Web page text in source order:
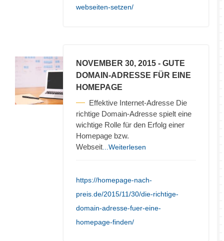
webseiten-setzen/
NOVEMBER 30, 2015 - GUTE
DOMAIN-ADRESSE FÜR EINE
HOMEPAGE
Effektive Internet-Adresse Die
richtige Domain-Adresse spielt eine
wichtige Rolle für den Erfolg einer
Homepage bzw.
Webseit ...Weiterlesen
https://homepage-nach-
preis.de/2015/11/30/die-richtige-
domain-adresse-fuer-eine-
homepage-finden/